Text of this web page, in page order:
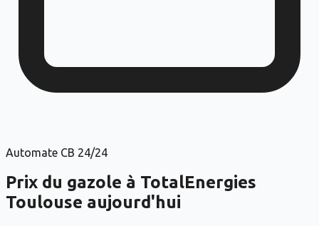
Automate CB 24/24
Prix du gazole à TotalEnergies
Toulouse aujourd'hui